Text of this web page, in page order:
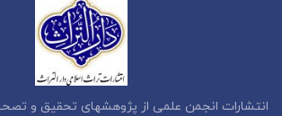
انتشارات انجمن علمی از پژوهشهای تحقیق و